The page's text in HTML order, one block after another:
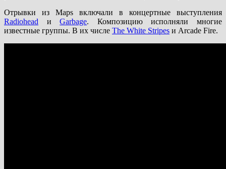
Отрывки из Maps включали в концертные выступления
Radiohead иGarbage. Композицию исполняли многие
известные группы. В их числе The White Stripes и Arcade Fire.